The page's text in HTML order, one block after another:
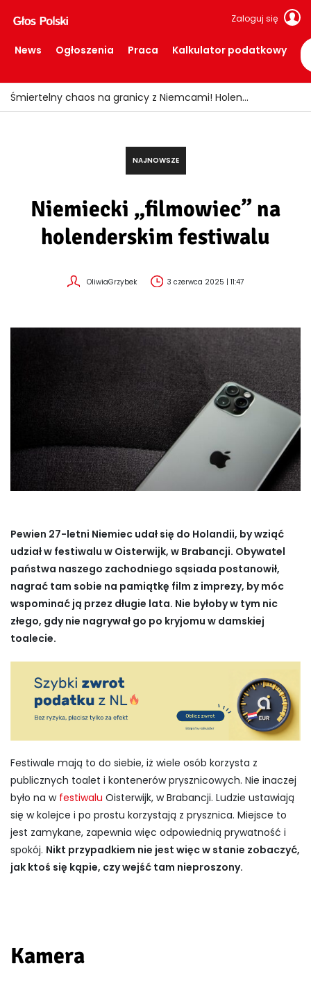
Zaloguj się
News Ogłoszenia Praca Kalkulator podatkowy
Śmiertelny chaos na granicy z Niemcami! Holendrzy żądają interwencji ministra
NAJNOWSZE
Niemiecki „filmowiec” na
holenderskim festiwalu
OliwiaGrzybek 3 czerwca 2025 | 11:47
Pewien 27-letni Niemiec udał się do Holandii, by wziąć
udział w festiwalu w Oisterwijk, w Brabancji. Obywatel
państwa naszego zachodniego sąsiada postanowił,
nagrać tam sobie na pamiątkę film z imprezy, by móc
wspominać ją przez długie lata. Nie byłoby w tym nic
złego, gdy nie nagrywał go po kryjomu w damskiej
toalecie.
Festiwale mają to do siebie, iż wiele osób korzysta z
publicznych toalet i kontenerów prysznicowych. Nie inaczej
było na w festiwalu Oisterwijk, w Brabancji. Ludzie ustawiają
się w kolejce i po prostu korzystają z prysznica. Miejsce to
jest zamykane, zapewnia więc odpowiednią prywatność i
spokój. Nikt przypadkiem nie jest więc w stanie zobaczyć,
jak ktoś się kąpie, czy wejść tam nieproszony.
Kamera